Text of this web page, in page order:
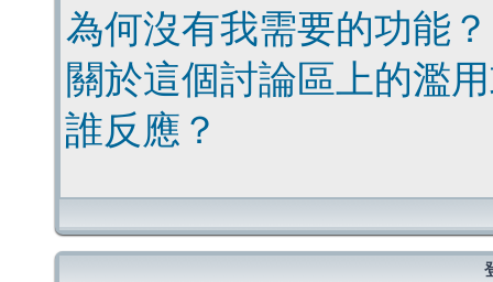
為何沒有我需要的功能？
關於這個討論區上的濫
誰反應？